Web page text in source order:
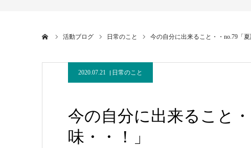
活動ブログ 日常のこと 今の自分に出来ること・・no.79「夏
2020.07.21 日常のこと
今の自分に出来ること
味・・！」